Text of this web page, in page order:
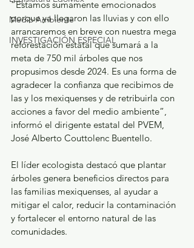
Medio Ambiente
INVESTIGACIÓN ESPECIAL
“Estamos sumamente emocionados
porque ya llegaron las lluvias y con ello
arrancaremos en breve con nuestra mega
reforestación estatal que sumará a la
meta de 750 mil árboles que nos
propusimos desde 2024. Es una forma de
agradecer la confianza que recibimos de
las y los mexiquenses y de retribuirla con
acciones a favor del medio ambiente”,
informó el dirigente estatal del PVEM,
José Alberto Couttolenc Buentello.
El líder ecologista destacó que plantar
árboles genera beneficios directos para
las familias mexiquenses, al ayudar a
mitigar el calor, reducir la contaminación
y fortalecer el entorno natural de las
comunidades.